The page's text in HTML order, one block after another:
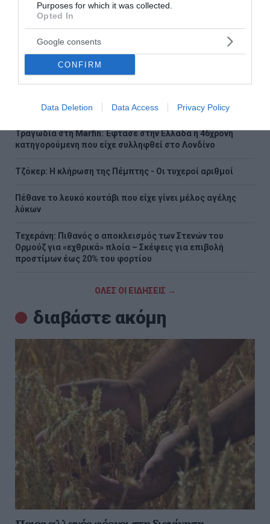
Purposes for which it was collected.
Opted In
Google consents
CONFIRM
Data Deletion Data Access Privacy Policy
Ρόδος: Στο νοσοκομείο διακομίστηκε ναυτικός που
τραυματίστηκε κατά τη πρόσδεση πλοίου στο λιμάνι
Δύο ακόμη αποχωρήσεις από το κόμμα Καρυστιανού με
αιχμές για «αρχηγισμό»
Άντερλεχτ στην Τούμπα
Τραγωδία στη Marfin: Έφτασε στην Ελλάδα η 46χρονη
κατηγορούμενη που είχε συλληφθεί στο Λονδίνο
Τζόκερ: Η κλήρωση της Πέμπτης - Οι τυχεροί αριθμοί
Πέθανε το λευκό κουτάβι που είχε γίνει μέλος αγέλης
λύκων
Τεχεράνη: Πιθανός ο αποκλεισμός των Στενών του
Ορμούζ για «εχθρικά» πλοία – Σκέψεις για επιβολή
προστίμων έως 20% του φορτίου
ΟΛΕΣ ΟΙ ΕΙΔΗΣΕΙΣ →
διαβάστε ακόμη